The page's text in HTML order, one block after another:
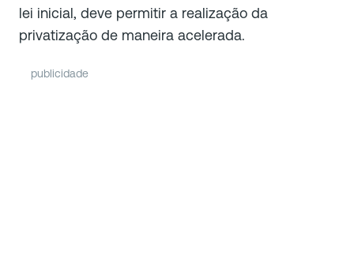
lei inicial, deve permitir a realização da
privatização de maneira acelerada.
publicidade